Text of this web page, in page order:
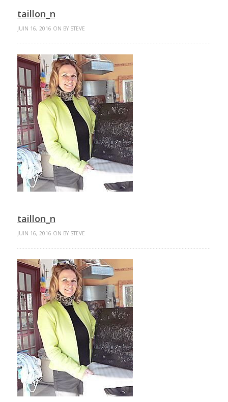
taillon_n
JUIN 16, 2016 ON BY STEVE
taillon_n
JUIN 16, 2016 ON BY STEVE